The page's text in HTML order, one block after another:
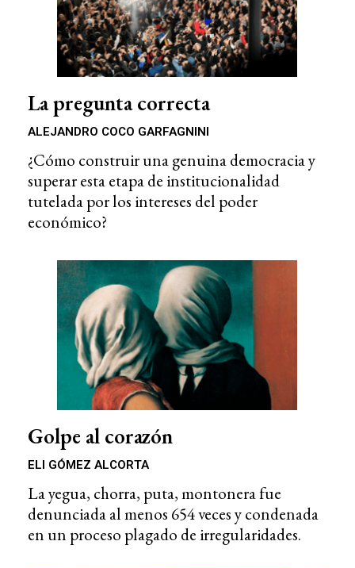
La pregunta correcta
ALEJANDRO COCO GARFAGNINI
¿Cómo construir una genuina democracia y
superar esta etapa de institucionalidad
tutelada por los intereses del poder
económico?
Golpe al corazón
ELI GÓMEZ ALCORTA
La yegua, chorra, puta, montonera fue
denunciada al menos 654 veces y condenada
en un proceso plagado de irregularidades.